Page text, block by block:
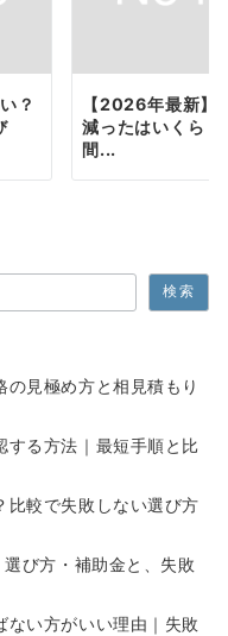
？
【2026年最新】
減ったはいくら
間...
検索
見極め方と相見積もり
する方法｜最短手順と比
比較で失敗しない選び方
び方・補助金と、失敗
ない方がいい理由｜失敗